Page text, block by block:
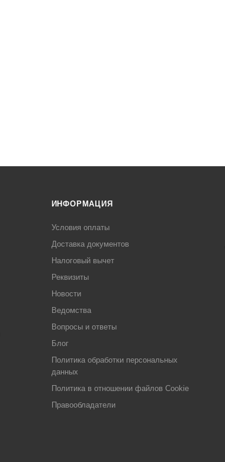
ИНФОРМАЦИЯ
Условия оплаты
Доставка документов
Налоговый вычет
Реквизиты
Новости
Ведомства
Вопросы и ответы
Блог
Политика обработки персональных
данных
Политика в отношении файлов Cookie
Правообладатели